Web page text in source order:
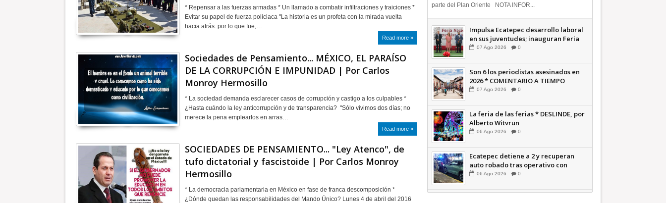
* Repensar a las fuerzas armadas * Un llamado a combatir infiltraciones y traiciones *
Evitar su papel de fuerza policiaca "La historia es un profeta con la mirada vuelta
hacia atrás: por lo que fue,…
Read more »
Sociedades de Pensamiento... MÉXICO, EL PARAÍSO
DE LA CORRUPCIÓN E IMPUNIDAD | Por Carlos
Monroy Hermosillo
* La sociedad demanda esclarecer casos de corrupción y castigo a los culpables *
¿Hasta cuándo la ley anticorrupción y de transparencia? "Sólo vivimos dos días; no
merece la pena emplearlos en arras…
Read more »
SOCIEDADES DE PENSAMIENTO... "Ley Atenco", de
tufo dictatorial y fascistoide | Por Carlos Monroy
Hermosillo
* La democracia parlamentaria en México en fase de franca descomposición *
¿Dónde quedan las responsabilidades del Mando Único? Lunes 4 de abril del 2016
parte del Plan Oriente NOTA INFOR...
Impulsa Ecatepec desarrollo laboral
en sus juventudes; inauguran Feria
de Empleo y Emprendedores 2026
07 Ago 2026 0
Son 6 los periodistas asesinados en
2026 * COMENTARIO A TIEMPO
07 Ago 2026 0
La feria de las ferias * DESLINDE, por
Alberto Witvrun
06 Ago 2026 0
Ecatepec detiene a 2 y recuperan
auto robado tras operativo con
Tecámac +Video | INFORMATIVA
06 Ago 2026 0